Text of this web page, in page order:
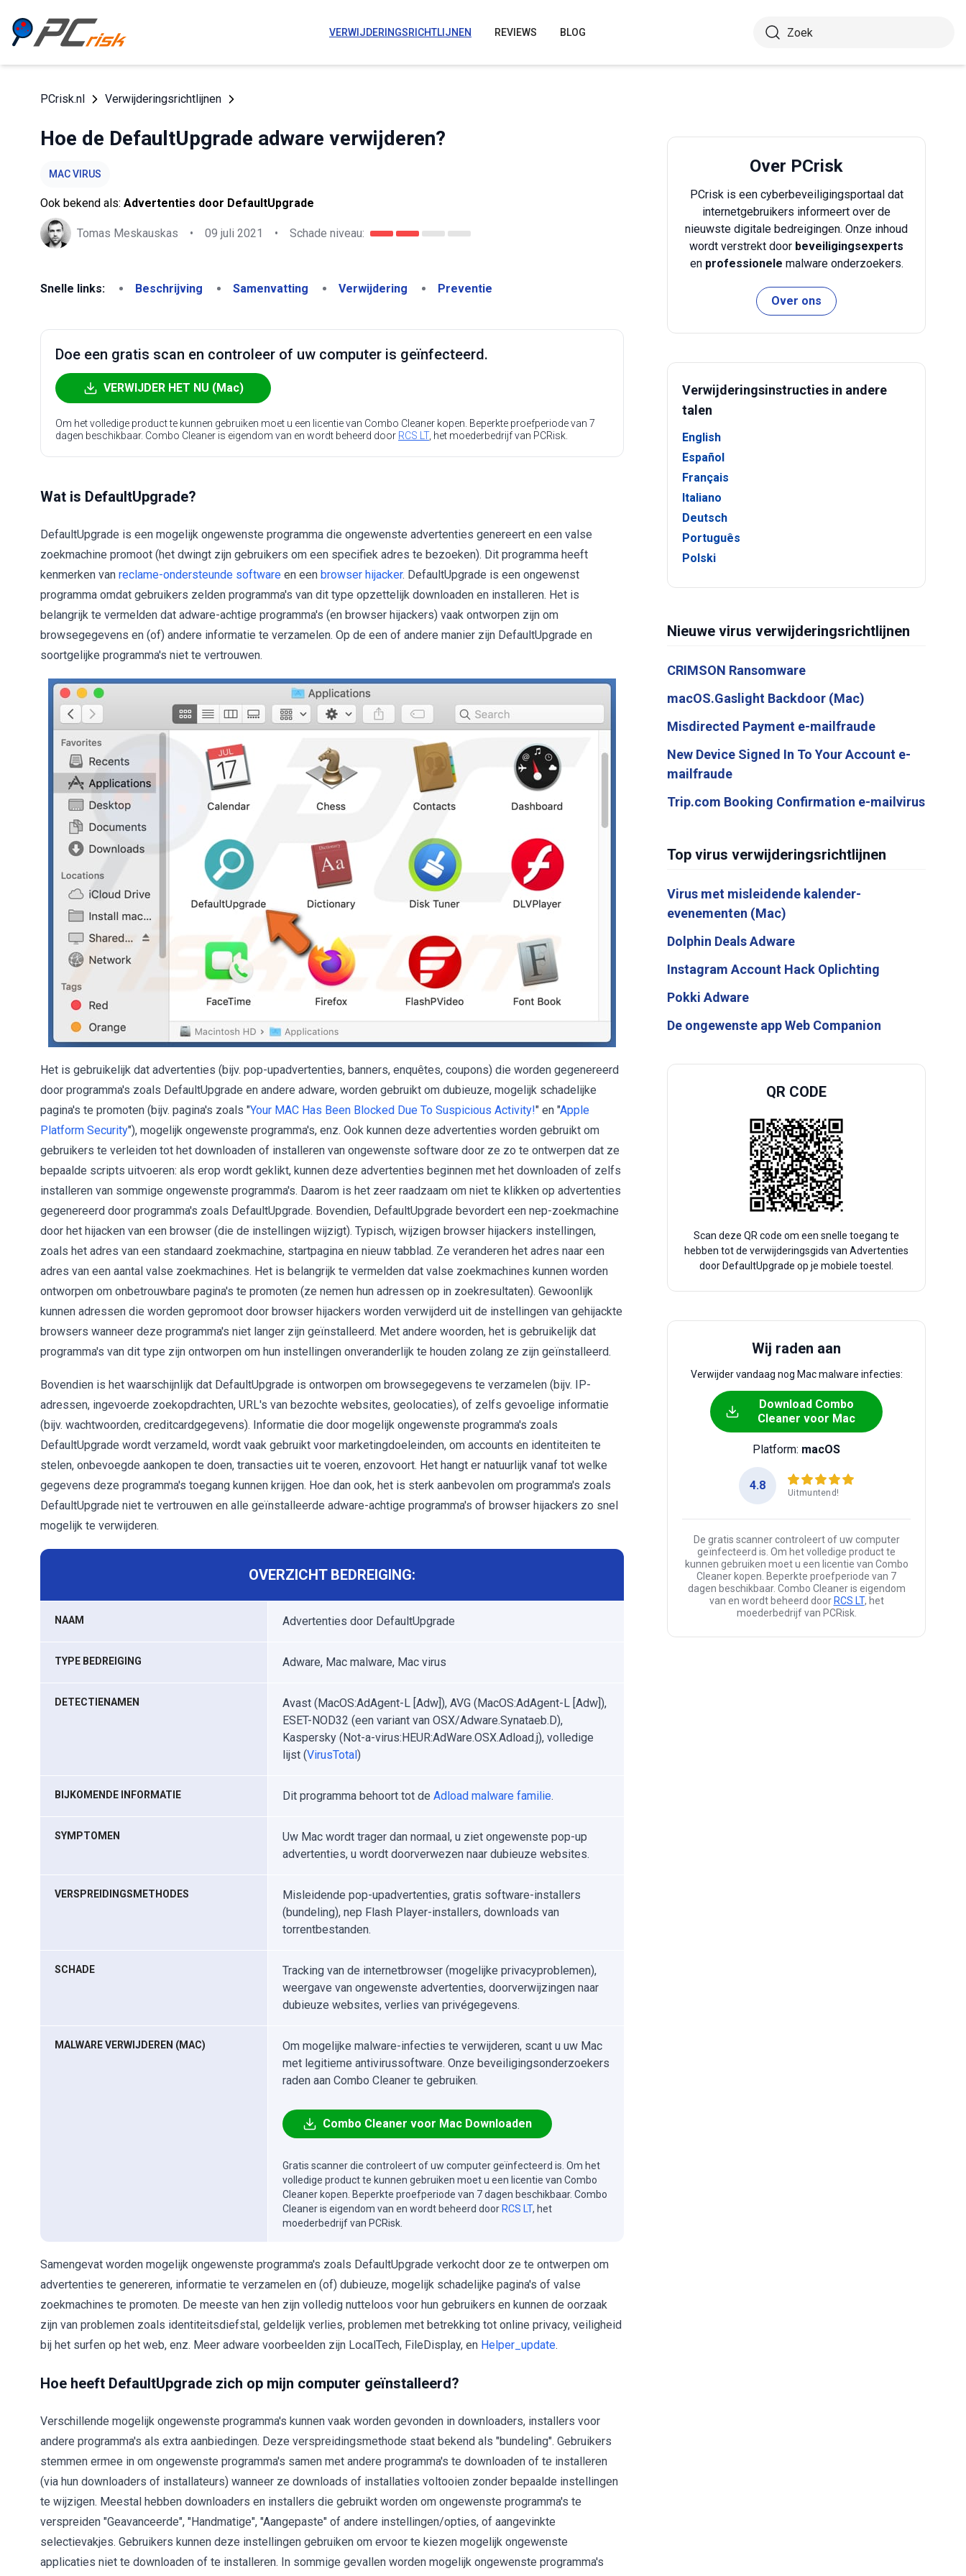
VERWIJDERINGSRICHTLIJNEN REVIEWS BLOG
PCrisk.nl Verwijderingsrichtlijnen
Hoe de DefaultUpgrade adware verwijderen?
MAC VIRUS
Ook bekend als: Advertenties door DefaultUpgrade
Tomas Meskauskas • 09 juli 2021 • Schade niveau:
Snelle links: Beschrijving Samenvatting Verwijdering Preventie
Doe een gratis scan en controleer of uw computer is geïnfecteerd.
VERWIJDER HET NU (Mac)
Om het volledige product te kunnen gebruiken moet u een licentie van Combo Cleaner kopen. Beperkte proefperiode van 7
dagen beschikbaar. Combo Cleaner is eigendom van en wordt beheerd door RCS LT, het moederbedrijf van PCRisk.
Wat is DefaultUpgrade?
DefaultUpgrade is een mogelijk ongewenste programma die ongewenste advertenties genereert en een valse
zoekmachine promoot (het dwingt zijn gebruikers om een specifiek adres te bezoeken). Dit programma heeft
kenmerken van reclame-ondersteunde software en een browser hijacker. DefaultUpgrade is een ongewenst
programma omdat gebruikers zelden programma's van dit type opzettelijk downloaden en installeren. Het is
belangrijk te vermelden dat adware-achtige programma's (en browser hijackers) vaak ontworpen zijn om
browsegegevens en (of) andere informatie te verzamelen. Op de een of andere manier zijn DefaultUpgrade en
soortgelijke programma's niet te vertrouwen.
Het is gebruikelijk dat advertenties (bijv. pop-upadvertenties, banners, enquêtes, coupons) die worden gegenereerd
door programma's zoals DefaultUpgrade en andere adware, worden gebruikt om dubieuze, mogelijk schadelijke
pagina's te promoten (bijv. pagina's zoals "Your MAC Has Been Blocked Due To Suspicious Activity!" en "Apple
Platform Security"), mogelijk ongewenste programma's, enz. Ook kunnen deze advertenties worden gebruikt om
gebruikers te verleiden tot het downloaden of installeren van ongewenste software door ze zo te ontwerpen dat ze
bepaalde scripts uitvoeren: als erop wordt geklikt, kunnen deze advertenties beginnen met het downloaden of zelfs
installeren van sommige ongewenste programma's. Daarom is het zeer raadzaam om niet te klikken op advertenties
gegenereerd door programma's zoals DefaultUpgrade. Bovendien, DefaultUpgrade bevordert een nep-zoekmachine
door het hijacken van een browser (die de instellingen wijzigt). Typisch, wijzigen browser hijackers instellingen,
zoals het adres van een standaard zoekmachine, startpagina en nieuw tabblad. Ze veranderen het adres naar een
adres van een aantal valse zoekmachines. Het is belangrijk te vermelden dat valse zoekmachines kunnen worden
ontworpen om onbetrouwbare pagina's te promoten (ze nemen hun adressen op in zoekresultaten). Gewoonlijk
kunnen adressen die worden gepromoot door browser hijackers worden verwijderd uit de instellingen van gehijackte
browsers wanneer deze programma's niet langer zijn geïnstalleerd. Met andere woorden, het is gebruikelijk dat
programma's van dit type zijn ontworpen om hun instellingen onveranderlijk te houden zolang ze zijn geïnstalleerd.
Bovendien is het waarschijnlijk dat DefaultUpgrade is ontworpen om browsegegevens te verzamelen (bijv. IP-
adressen, ingevoerde zoekopdrachten, URL's van bezochte websites, geolocaties), of zelfs gevoelige informatie
(bijv. wachtwoorden, creditcardgegevens). Informatie die door mogelijk ongewenste programma's zoals
DefaultUpgrade wordt verzameld, wordt vaak gebruikt voor marketingdoeleinden, om accounts en identiteiten te
stelen, onbevoegde aankopen te doen, transacties uit te voeren, enzovoort. Het hangt er natuurlijk vanaf tot welke
gegevens deze programma's toegang kunnen krijgen. Hoe dan ook, het is sterk aanbevolen om programma's zoals
DefaultUpgrade niet te vertrouwen en alle geïnstalleerde adware-achtige programma's of browser hijackers zo snel
mogelijk te verwijderen.
OVERZICHT BEDREIGING:
NAAM Advertenties door DefaultUpgrade
TYPE BEDREIGING Adware, Mac malware, Mac virus
DETECTIENAMEN
Avast (MacOS:AdAgent-L [Adw]), AVG (MacOS:AdAgent-L [Adw]),
ESET-NOD32 (een variant van OSX/Adware.Synataeb.D),
Kaspersky (Not-a-virus:HEUR:AdWare.OSX.Adload.j), volledige
lijst (VirusTotal)
BIJKOMENDE INFORMATIE Dit programma behoort tot de Adload malware familie.
SYMPTOMEN
Uw Mac wordt trager dan normaal, u ziet ongewenste pop-up
advertenties, u wordt doorverwezen naar dubieuze websites.
VERSPREIDINGSMETHODES
Misleidende pop-upadvertenties, gratis software-installers
(bundeling), nep Flash Player-installers, downloads van
torrentbestanden.
SCHADE
Tracking van de internetbrowser (mogelijke privacyproblemen),
weergave van ongewenste advertenties, doorverwijzingen naar
dubieuze websites, verlies van privégegevens.
MALWARE VERWIJDEREN (MAC)
Om mogelijke malware-infecties te verwijderen, scant u uw Mac
met legitieme antivirussoftware. Onze beveiligingsonderzoekers
raden aan Combo Cleaner te gebruiken.
Combo Cleaner voor Mac Downloaden
Gratis scanner die controleert of uw computer geïnfecteerd is. Om het
volledige product te kunnen gebruiken moet u een licentie van Combo
Cleaner kopen. Beperkte proefperiode van 7 dagen beschikbaar. Combo
Cleaner is eigendom van en wordt beheerd door RCS LT, het
moederbedrijf van PCRisk.
Samengevat worden mogelijk ongewenste programma's zoals DefaultUpgrade verkocht door ze te ontwerpen om
advertenties te genereren, informatie te verzamelen en (of) dubieuze, mogelijk schadelijke pagina's of valse
zoekmachines te promoten. De meeste van hen zijn volledig nutteloos voor hun gebruikers en kunnen de oorzaak
zijn van problemen zoals identiteitsdiefstal, geldelijk verlies, problemen met betrekking tot online privacy, veiligheid
bij het surfen op het web, enz. Meer adware voorbeelden zijn LocalTech, FileDisplay, en Helper_update.
Hoe heeft DefaultUpgrade zich op mijn computer geïnstalleerd?
Verschillende mogelijk ongewenste programma's kunnen vaak worden gevonden in downloaders, installers voor
andere programma's als extra aanbiedingen. Deze verspreidingsmethode staat bekend als "bundeling". Gebruikers
stemmen ermee in om ongewenste programma's samen met andere programma's te downloaden of te installeren
(via hun downloaders of installateurs) wanneer ze downloads of installaties voltooien zonder bepaalde instellingen
te wijzigen. Meestal hebben downloaders en installers die gebruikt worden om ongewenste programma's te
verspreiden "Geavanceerde", "Handmatige", "Aangepaste" of andere instellingen/opties, of aangevinkte
selectievakjes. Gebruikers kunnen deze instellingen gebruiken om ervoor te kiezen mogelijk ongewenste
applicaties niet te downloaden of te installeren. In sommige gevallen worden mogelijk ongewenste programma's
Over PCrisk
PCrisk is een cyberbeveiligingsportaal dat
internetgebruikers informeert over de
nieuwste digitale bedreigingen. Onze inhoud
wordt verstrekt door beveiligingsexperts
en professionele malware onderzoekers.
Over ons
Verwijderingsinstructies in andere
talen
English
Español
Français
Italiano
Deutsch
Português
Polski
Nieuwe virus verwijderingsrichtlijnen
CRIMSON Ransomware
macOS.Gaslight Backdoor (Mac)
Misdirected Payment e-mailfraude
New Device Signed In To Your Account e-
mailfraude
Trip.com Booking Confirmation e-mailvirus
Top virus verwijderingsrichtlijnen
Virus met misleidende kalender-
evenementen (Mac)
Dolphin Deals Adware
Instagram Account Hack Oplichting
Pokki Adware
De ongewenste app Web Companion
QR CODE
Scan deze QR code om een snelle toegang te
hebben tot de verwijderingsgids van Advertenties
door DefaultUpgrade op je mobiele toestel.
Wij raden aan
Verwijder vandaag nog Mac malware infecties:
Download Combo
Cleaner voor Mac
Platform: macOS
4.8
Uitmuntend!
De gratis scanner controleert of uw computer
geïnfecteerd is. Om het volledige product te
kunnen gebruiken moet u een licentie van Combo
Cleaner kopen. Beperkte proefperiode van 7
dagen beschikbaar. Combo Cleaner is eigendom
van en wordt beheerd door RCS LT, het
moederbedrijf van PCRisk.